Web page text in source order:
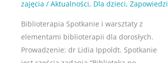
zajęcia / Aktualności, Dla dzieci, Zapowiedzi
Biblioterapia Spotkanie i warsztaty z
elementami biblioterapii dla dorosłych.
Prowadzenie: dr Lidia Ippoldt. Spotkanie